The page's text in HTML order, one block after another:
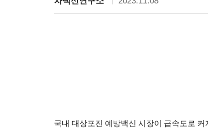
국내 대상포진 예방백신 시장이 급속도로